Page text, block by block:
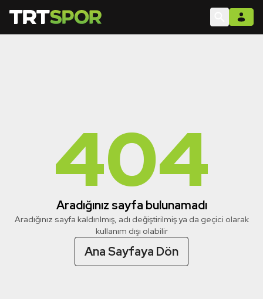
404
Aradığınız sayfa bulunamadı
Aradığınız sayfa kaldırılmış, adı değiştirilmiş ya da geçici olarak
kullanım dışı olabilir
Ana Sayfaya Dön